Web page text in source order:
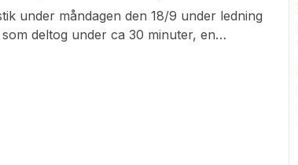
under måndagen den 18/9 under ledning
deltog under ca 30 minuter, en